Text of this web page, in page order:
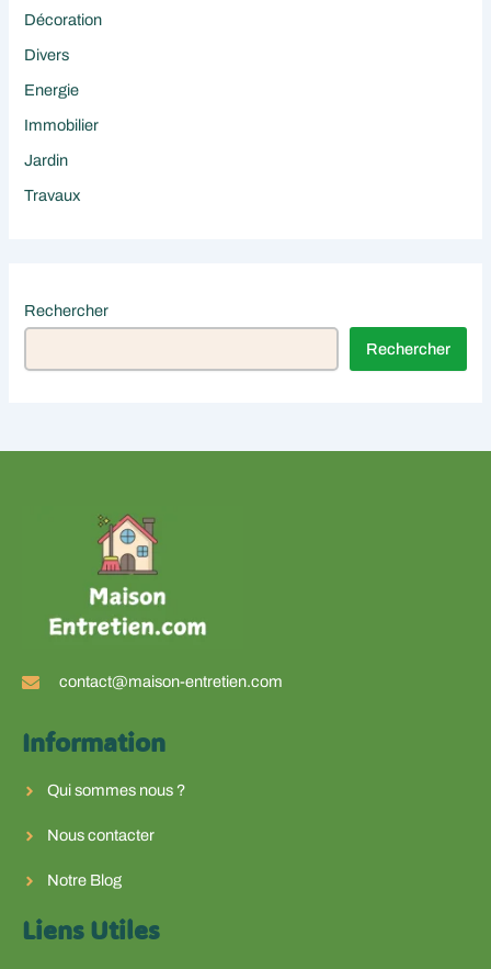
Décoration
Divers
Energie
Immobilier
Jardin
Travaux
Rechercher
Rechercher
contact@maison-entretien.com
Information
Qui sommes nous ?
Nous contacter
Notre Blog
Liens Utiles